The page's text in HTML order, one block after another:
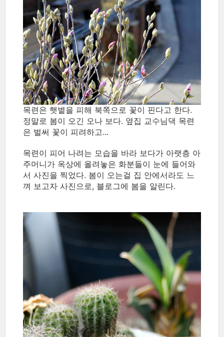
목련은 햇볕을 피해 북쪽으로 꽃이 핀다고 한다.
정말로 봄이 오긴 오나 보다. 옆집 교수님댁 목련
은 벌써 꽃이 피려하고...
목련이 피어 나려는 모습을 바라 보다가 아랫층 아
주머니가 옥상에 올려놓은 화분들이 눈에 들어와
서 사진을 찍었다. 봄이 오는걸 집 안에서라도 느
껴 보고자 사진으로, 블로그에 봄을 알린다.